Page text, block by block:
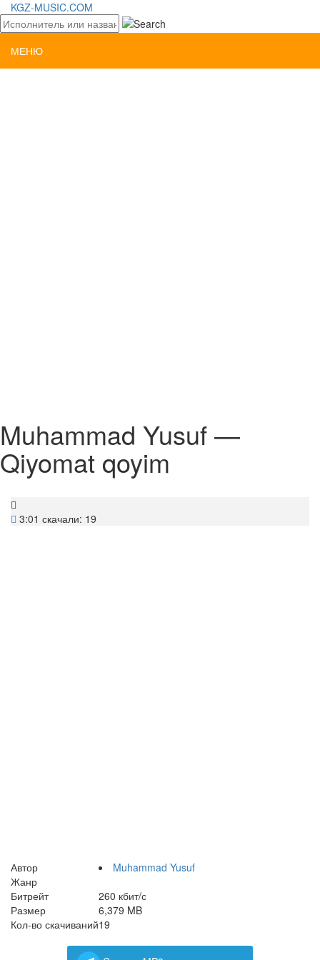
KGZ-MUSIC.COM
МЕНЮ
Muhammad Yusuf —
Qiyomat qoyim
3:01 скачали: 19
Автор
Muhammad Yusuf
Жанр
Битрейт
260 кбит/с
Размер
6,379 MB
Кол-во скачиваний19